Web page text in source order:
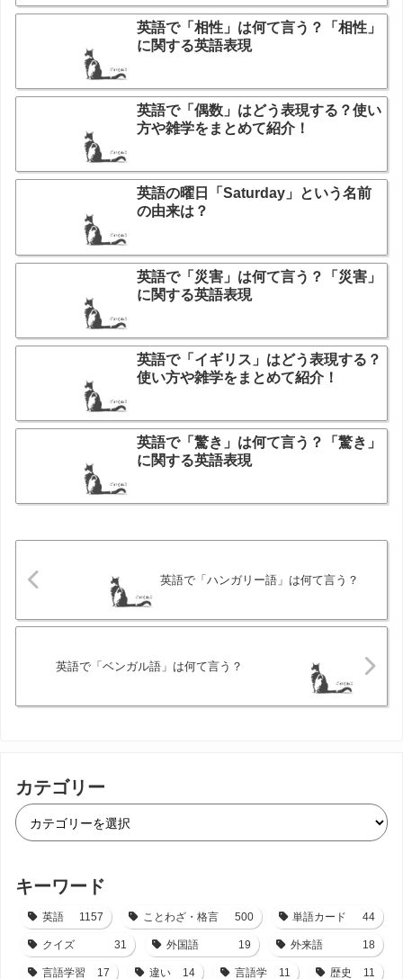
英語で「相性」は何て言う？「相性」
に関する英語表現
英語で「偶数」はどう表現する？使い
方や雑学をまとめて紹介！
英語の曜日「Saturday」という名前
の由来は？
英語で「災害」は何て言う？「災害」
に関する英語表現
英語で「イギリス」はどう表現する？
使い方や雑学をまとめて紹介！
英語で「驚き」は何て言う？「驚き」
に関する英語表現
英語で「ハンガリー語」は何て言う？
英語で「ベンガル語」は何て言う？
カテゴリー
キーワード
英語 1157 ことわざ・格言 500 単語カード 44
クイズ 31 外国語 19 外来語 18
言語学習 17 違い 14 言語学 11 歴史 11